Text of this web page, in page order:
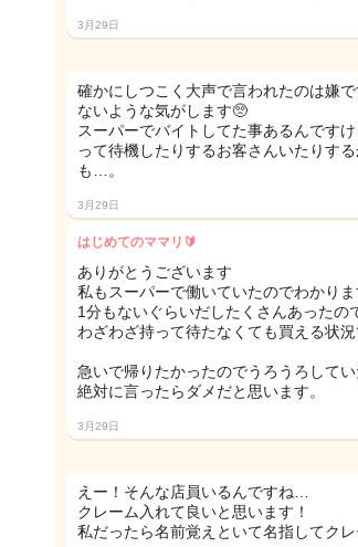
3月29日
確かにしつこく大声で言われたのは嫌
ないような気がします🥺
スーパーでバイトしてた事あるんです
って待機したりするお客さんいたりす
も…。
3月29日
はじめてのママリ🔰
ありがとうございます
私もスーパーで働いていたのでわかり
1分もないぐらいだしたくさんあったの
わざわざ持って待たなくても買える状
急いで帰りたかったのでうろうろして
絶対に言ったらダメだと思います。
3月29日
えー！そんな店員いるんですね…
クレーム入れて良いと思います！
私だったら名前覚えといて名指してクレ